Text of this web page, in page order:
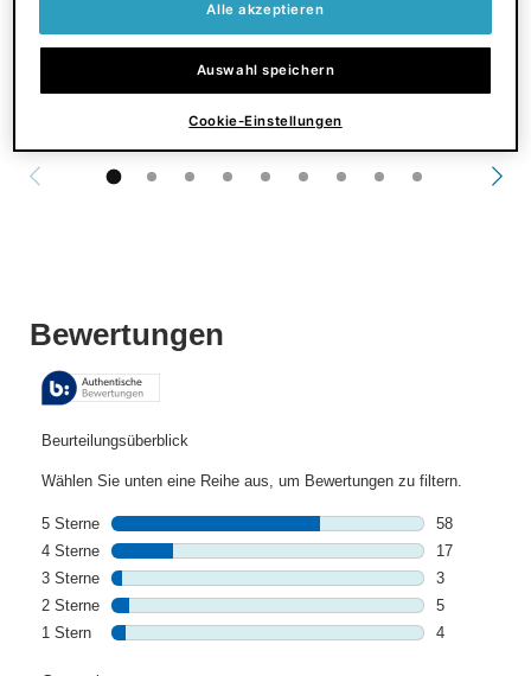
ZUM WARENKORB
A.G.E. INTERRUPTER ULTRA SERUM
Preis pro Einheit (5.500,00 € / 1l)
150,00 €
ZUM WARENKORB
HINZUFÜGENP-TIOX
Alle akzeptieren
Auswahl speichern
Cookie-Einstellungen